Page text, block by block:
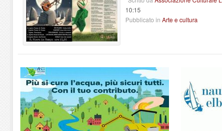
10:15
Pubblicato in Arte e cultura